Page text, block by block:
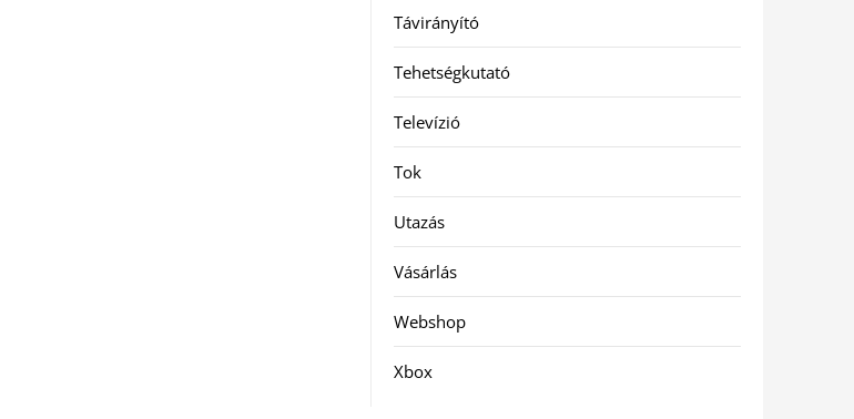
Távirányító
Tehetségkutató
Televízió
Tok
Utazás
Vásárlás
Webshop
Xbox